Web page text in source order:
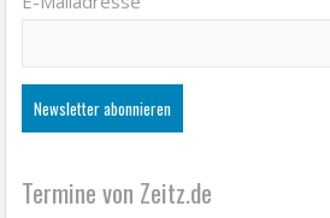
Termine von Zeitz.de